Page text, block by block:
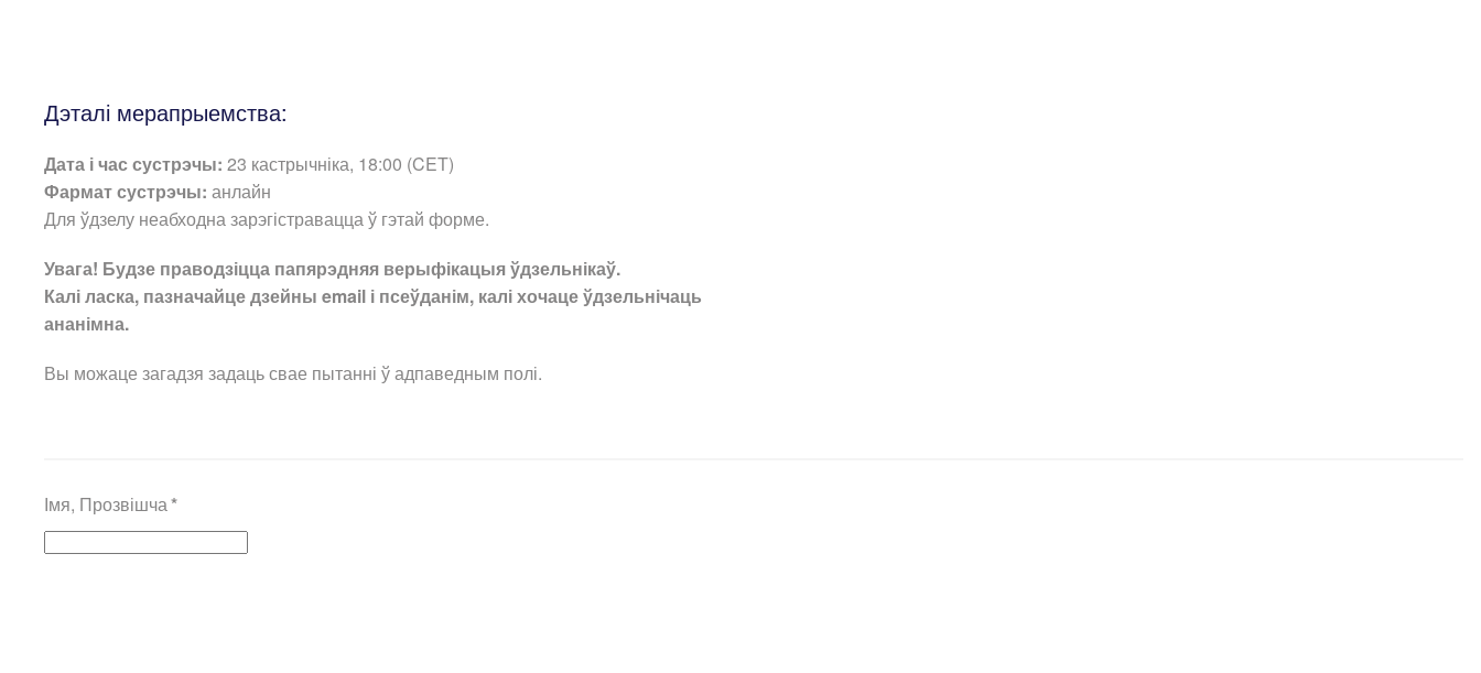
Дэталі мерапрыемства:
Дата і час сустрэчы: 23 кастрычніка, 18:00 (CET)
Фармат сустрэчы: анлайн
Для ўдзелу неабходна зарэгістравацца ў гэтай форме.
Увага! Будзе праводзіцца папярэдняя верыфікацыя ўдзельнікаў.
Калі ласка, пазначайце дзейны email і псеўданім, калі хочаце ўдзельнічаць
ананімна.
Вы можаце загадзя задаць свае пытанні ў адпаведным полі.
Імя, Прозвішча*